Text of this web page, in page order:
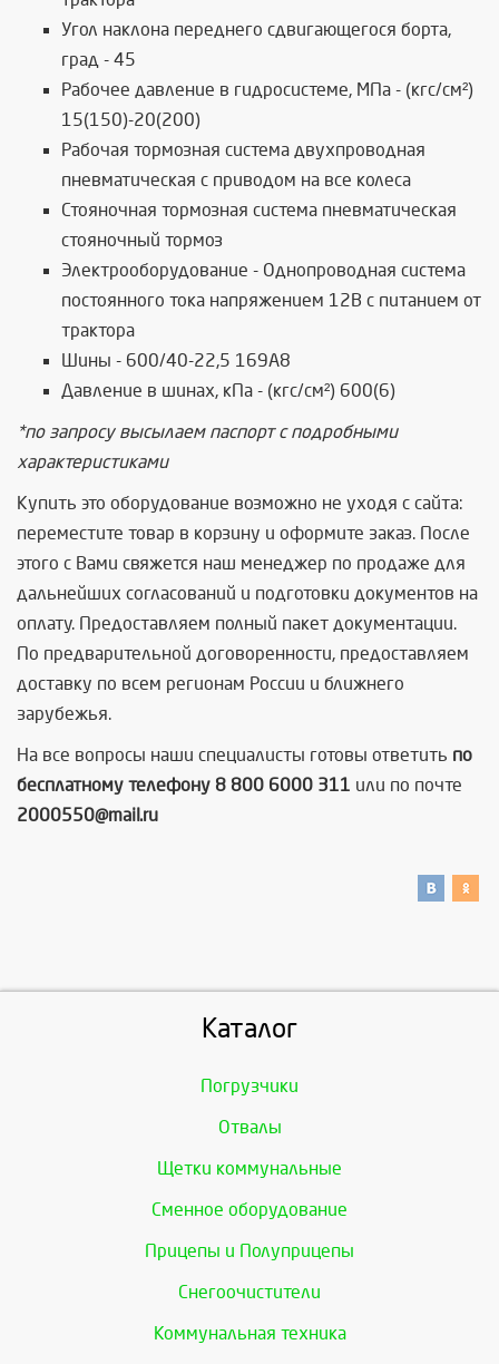
Угол наклона переднего сдвигающегося борта,
град - 45
Рабочее давление в гидросистеме, МПа - (кгс/см²)
15(150)-20(200)
Рабочая тормозная система двухпроводная
пневматическая с приводом на все колеса
Стояночная тормозная система пневматическая
стояночный тормоз
Электрооборудование - Однопроводная система
постоянного тока напряжением 12В с питанием от
трактора
Шины - 600/40-22,5 169А8
Давление в шинах, кПа - (кгс/см²) 600(6)
*по запросу высылаем паспорт с подробными
характеристиками
Купить это оборудование возможно не уходя с сайта:
переместите товар в корзину и оформите заказ. После
этого с Вами свяжется наш менеджер по продаже для
дальнейших согласований и подготовки документов на
оплату. Предоставляем полный пакет документации.
По предварительной договоренности, предоставляем
доставку по всем регионам России и ближнего
зарубежья.
На все вопросы наши специалисты готовы ответить по
бесплатному телефону 8 800 6000 311 или по почте
2000550@mail.ru
Каталог
Погрузчики
Отвалы
Щетки коммунальные
Сменное оборудование
Прицепы и Полуприцепы
Снегоочистители
Коммунальная техника